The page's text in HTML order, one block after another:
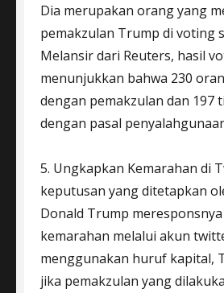
Dia merupakan orang yang
pemakzulan Trump di voting
Melansir dari Reuters, hasil
menunjukkan bahwa 230
dengan pemakzulan dan 197
dengan pasal
5. Ungkapkan Kemarahan di
keputusan yang ditetapkan
Donald Trump
kemarahan melalui akun
menggunakan huruf kapital,
jika pemakzulan yang